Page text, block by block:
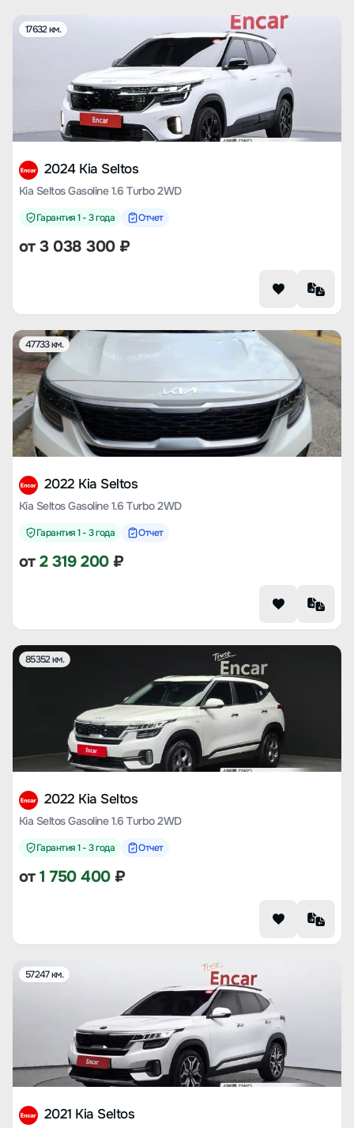
17632 км.
2024 Kia Seltos
Kia Seltos Gasoline 1.6 Turbo 2WD
Гарантия 1 - 3 года Отчет
от3 038 300₽
47733 км.
2022 Kia Seltos
Kia Seltos Gasoline 1.6 Turbo 2WD
Гарантия 1 - 3 года Отчет
от2 319 200₽
85352 км.
2022 Kia Seltos
Kia Seltos Gasoline 1.6 Turbo 2WD
Гарантия 1 - 3 года Отчет
от1 750 400₽
57247 км.
2021 Kia Seltos